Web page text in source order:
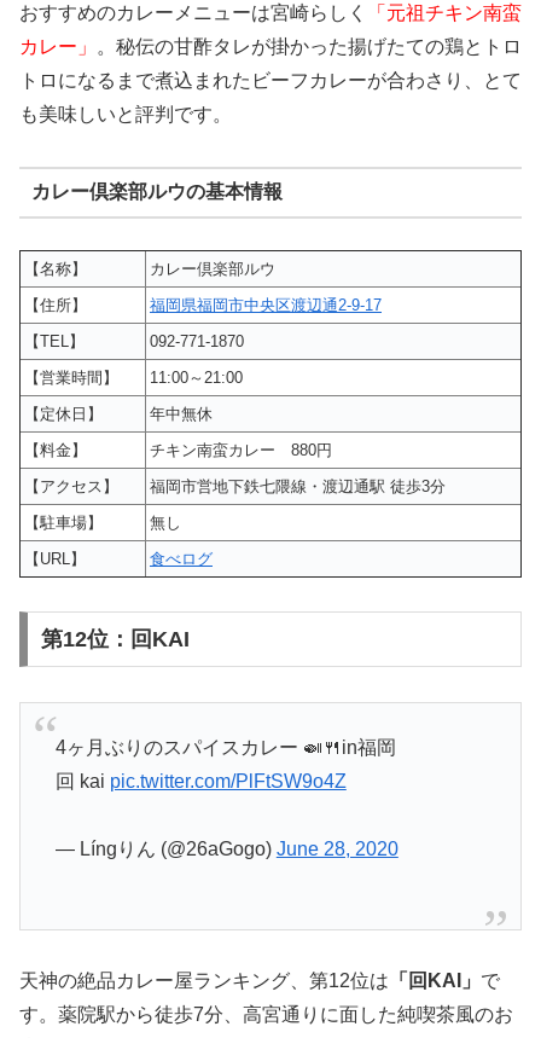
おすすめのカレーメニューは宮崎らしく
「元祖チキン南蛮
カレー」
。秘伝の甘酢タレが掛かった揚げたての鶏とトロ
トロになるまで煮込まれたビーフカレーが合わさり、とて
も美味しいと評判です。
カレー倶楽部ルウの基本情報
【名称】
カレー倶楽部ルウ
【住所】
福岡県福岡市中央区渡辺通2-9-17
【TEL】
092-771-1870
【営業時間】
11:00～21:00
【定休日】
年中無休
【料金】
チキン南蛮カレー 880円
【アクセス】
福岡市営地下鉄七隈線・渡辺通駅 徒歩3分
【駐車場】
無し
【URL】
食べログ
第12位：回KAI
4ヶ月ぶりのスパイスカレー 🍛🍴in福岡
回 kai pic.twitter.com/PlFtSW9o4Z
— Língりん (@26aGogo) June 28, 2020
天神の絶品カレー屋ランキング、第12位は 「回KAI」 で
す。薬院駅から徒歩7分、高宮通りに面した純喫茶風のお